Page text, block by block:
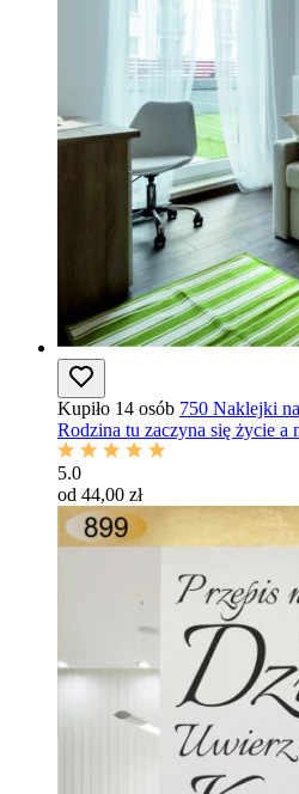
Kupiło 14 osób 750 Naklejki
Rodzina tu zaczyna się życie a
5.0
od 44,00 zł